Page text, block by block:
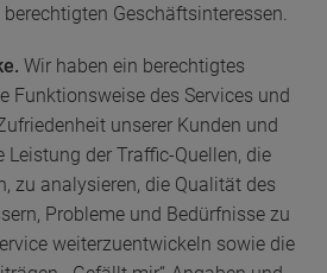
Geschäftsinteressen.
Wir haben ein berechtigtes
Funktionsweise des Services und
unserer Kunden und
Leistung der Traffic-Quellen, die
zu analysieren, die Qualität des
Probleme und Bedürfnisse zu
weiterzuentwickeln sowie die